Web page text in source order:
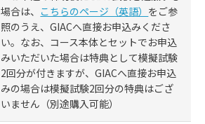
場合は、 こちらのページ（英語） をご参
照のうえ、GIACへ直接お申込みくださ
い。なお、コース本体とセットでお申込
みいただいた場合は特典として模擬試験
2回分が付きますが、GIACへ直接お申込
みの場合は模擬試験2回分の特典はござ
いません（別途購入可能）